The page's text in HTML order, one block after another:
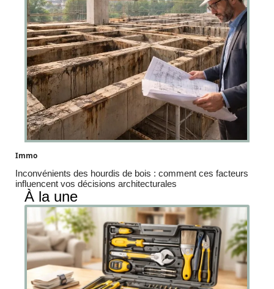
Immo
Inconvénients des hourdis de bois : comment ces facteurs
influencent vos décisions architecturales
À la une